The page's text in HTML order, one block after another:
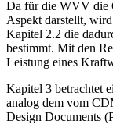
Da für die WVV die
Aspekt darstellt,
Kapitel 2.2 die
bestimmt. Mit den
Leistung eines
Kapitel 3 betrachtet
analog dem vom
Design Documents